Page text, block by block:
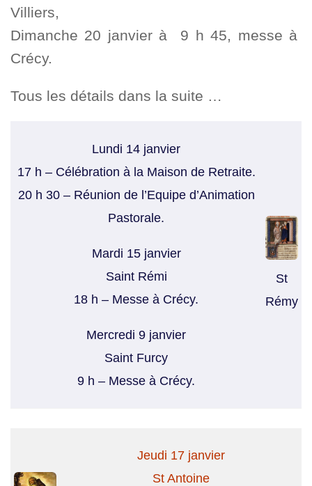
Villiers,
Dimanche 20 janvier à 9 h 45, messe à
Crécy.
Tous les détails dans la suite …
Lundi 14 janvier
17 h – Célébration à la Maison de Retraite.
20 h 30 – Réunion de l’Equipe d’Animation
Pastorale.
Mardi 15 janvier
Saint Rémi
18 h – Messe à Crécy.
Mercredi 9 janvier
Saint Furcy
9 h – Messe à Crécy.
St
Rémy
Jeudi 17 janvier
St Antoine